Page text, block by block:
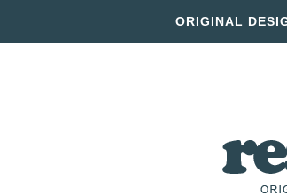
ORIGINAL